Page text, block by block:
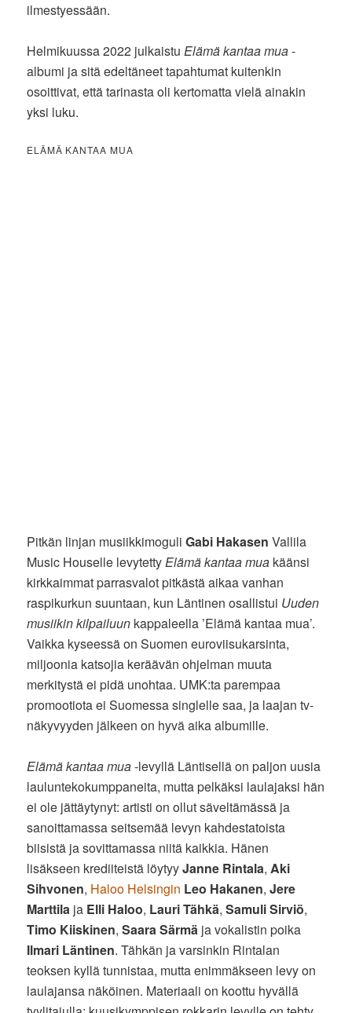
ilmestyessään.
Helmikuussa 2022 julkaistuElämä kantaa mua-
albumi ja sitä edeltäneet tapahtumat kuitenkin
osoittivat, että tarinasta oli kertomatta vielä ainakin
yksi luku.
ELÄMÄ KANTAA MUA
Pitkän linjan musiikkimoguliGabi Hakasen Vallila
Music Houselle levytettyElämä kantaa mua käänsi
kirkkaimmat parrasvalot pitkästä aikaa vanhan
raspikurkun suuntaan, kun Läntinen osallistui Uuden
musiikin kilpailuun kappaleella ’Elämä kantaa mua’.
Vaikka kyseessä on Suomen euroviisukarsinta,
miljoonia katsojia keräävän ohjelman muuta
merkitystä ei pidä unohtaa. UMK:ta parempaa
promootiota ei Suomessa singlelle saa, ja laajan tv-
näkyvyyden jälkeen on hyvä aika albumille.
Elämä kantaa mua-levyllä Läntisellä on paljon uusia
lauluntekokumppaneita, mutta pelkäksi laulajaksi hän
ei ole jättäytynyt: artisti on ollut säveltämässä ja
sanoittamassa seitsemää levyn kahdestatoista
biisistä ja sovittamassa niitä kaikkia. Hänen
lisäkseen krediiteistä löytyyJanne Rintala,Aki
Sihvonen, Haloo Helsingin Leo Hakanen,Jere
Marttila ja Elli Haloo, Lauri Tähkä,Samuli Sirviö,
Timo Kiiskinen,Saara Särmä ja vokalistin poika
Ilmari Läntinen. Tähkän ja varsinkin Rintalan
teoksen kyllä tunnistaa, mutta enimmäkseen levy on
laulajansa näköinen. Materiaali on koottu hyvällä